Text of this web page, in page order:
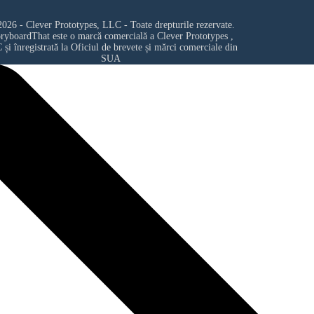
- Clever Prototypes, LLC - Toate drepturile rezervate.
este o marcă comercială a Clever Prototypes ,
și înregistrată la Oficiul de brevete și mărci comerciale din
SUA